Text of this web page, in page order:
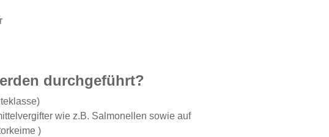
durchgeführt?
wie z.B. Salmonellen sowie auf
)